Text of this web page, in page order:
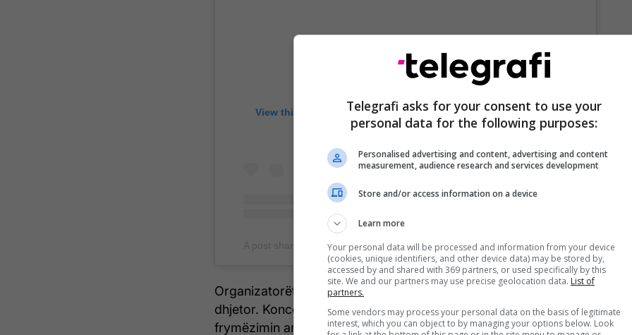
View this post on Instagram
A post shared by ORF (@orf)
Organizatorët zbuluan detajet kryesore të dizajnit që në muajin
dhjetor. Koncepti është modern dhe bazohet në lëvizjen, lidhjen dhe
frymëzimin arkitekturor.
Telegrafi asks for your consent to use your
personal data for the following purposes:
Personalised advertising and content, advertising and content
measurement, audience research and services development
Store and/or access information on a device
Learn more
Your personal data will be processed and information from your device
(cookies, unique identifiers, and other device data) may be stored by,
accessed by and shared with 369 partners, or used specifically by this
site. We and our partners may use precise geolocation data. List of
partners.
Some vendors may process your personal data on the basis of legitimate
interest, which you can object to by managing your options below. Look